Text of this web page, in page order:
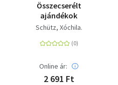
Összecserélt
ajándékok
Schütz, Xóchila.
Online ár:
2 691 Ft